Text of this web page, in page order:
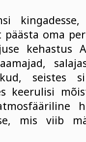
oma
kehastus
seistes
keerulisi
mis viib